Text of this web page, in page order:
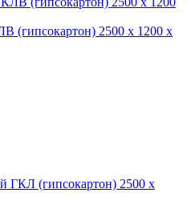
(гипсокартон) 2500 x 1200 x